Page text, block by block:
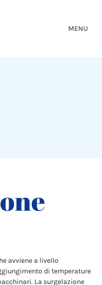
MENU
avviene a livello
di temperature
La surgelazione